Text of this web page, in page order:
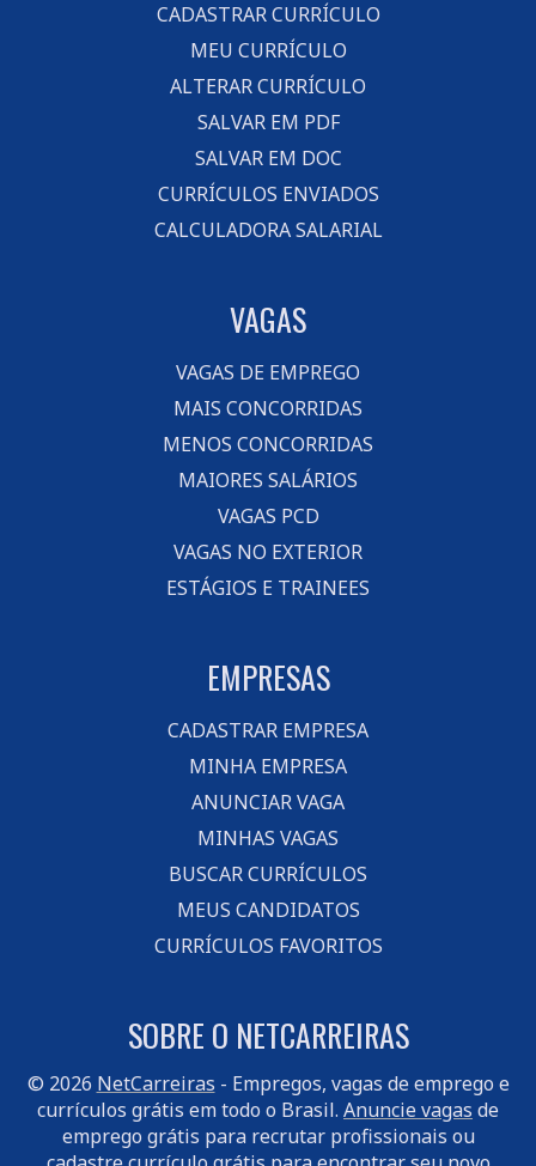
CADASTRAR CURRÍCULO
MEU CURRÍCULO
ALTERAR CURRÍCULO
SALVAR EM PDF
SALVAR EM DOC
CURRÍCULOS ENVIADOS
CALCULADORA SALARIAL
VAGAS
VAGAS DE EMPREGO
MAIS CONCORRIDAS
MENOS CONCORRIDAS
MAIORES SALÁRIOS
VAGAS PCD
VAGAS NO EXTERIOR
ESTÁGIOS E TRAINEES
EMPRESAS
CADASTRAR EMPRESA
MINHA EMPRESA
ANUNCIAR VAGA
MINHAS VAGAS
BUSCAR CURRÍCULOS
MEUS CANDIDATOS
CURRÍCULOS FAVORITOS
SOBRE O NETCARREIRAS
© 2026 NetCarreiras - Empregos, vagas de emprego e
currículos grátis em todo o Brasil. Anuncie vagas de
emprego grátis para recrutar profissionais ou